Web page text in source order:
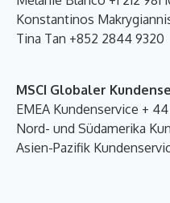
Konstantinos
Tina Tan +852 2844 9320
MSCI Globaler
EMEA Kundenservice +
Nord- und Südamerika
Asien-Pazifik